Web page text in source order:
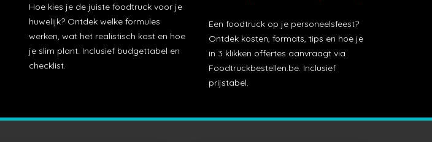
Hoe kies je de juiste foodtruck voor je
huwelijk? Ontdek welke formules
werken, wat het realistisch kost en hoe
je slim plant. Inclusief budgettabel en
checklist.
Een foodtruck op je personeelsfeest?
Ontdek kosten, formats, tips en hoe je
in 3 klikken offertes aanvraagt via
Foodtruckbestellen.be. Inclusief
prijstabel.